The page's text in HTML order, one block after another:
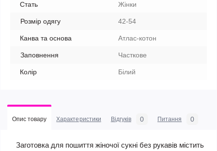
Стать Жінки
Розмір одягу 42-54
Канва та основа Атлас-котон
Заповнення Часткове
Колір Білий
Опис товару Характеристики Відгуків 0 Питання 0
Заготовка для пошиття жіночої сукні без рукавів містить